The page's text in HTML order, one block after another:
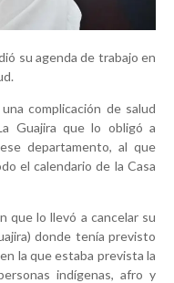
su agenda de trabajo en
complicación de salud
Guajira que lo obligó a
departamento, al que
el calendario de la Casa
que lo llevó a cancelar su
donde tenía previsto
la que estaba prevista la
indígenas, afro y